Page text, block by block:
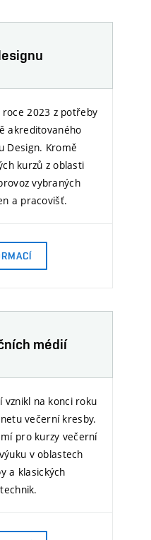
roce 2023 z potřeby
akreditovaného
Design. Kromě
kurzů z oblasti
vybraných
a pracovišť.
médií
vznikl na konci roku
večerní kresby.
pro kurzy večerní
v oblastech
a klasických